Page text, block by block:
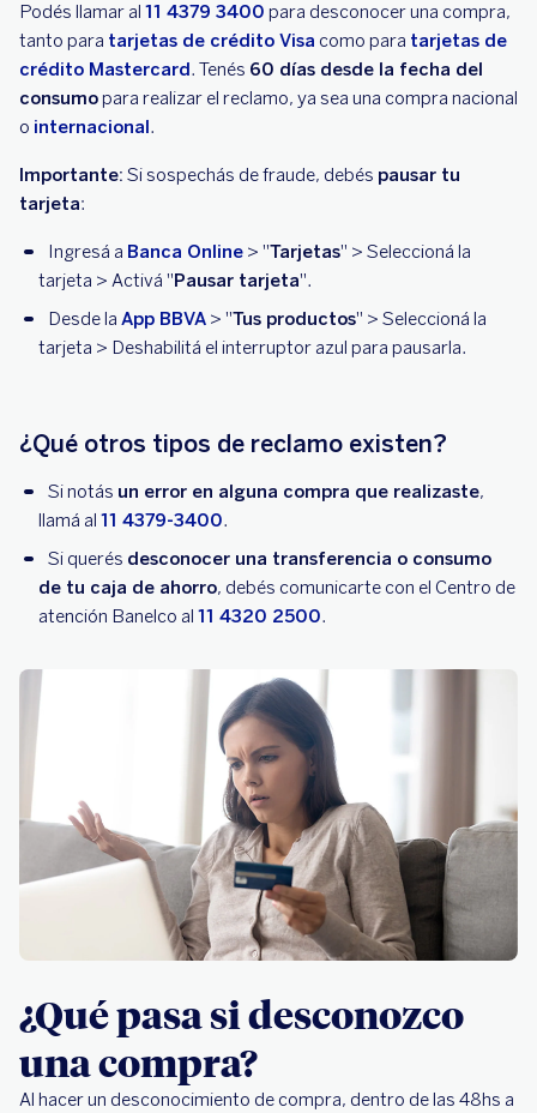
Podés llamar al 11 4379 3400 para desconocer una compra,
tanto para tarjetas de crédito Visa como para tarjetas de
crédito Mastercard. Tenés 60 días desde la fecha del
consumopara realizar el reclamo, ya sea una compra nacional
o internacional.
Importante: Si sospechás de fraude, debés pausar tu
tarjeta:
Ingresá a Banca Online > "Tarjetas" > Seleccioná la
tarjeta > Activá "Pausar tarjeta".
Desde la App BBVA > "Tus productos" > Seleccioná la
tarjeta > Deshabilitá el interruptor azul para pausarla.
¿Qué otros tipos de reclamo existen?
Si notás un error en alguna compra que realizaste,
llamá al 11 4379-3400.
Si querés desconocer una transferencia o consumo
de tu caja de ahorro, debés comunicarte con el Centro de
atención Banelco al 11 4320 2500.
¿Qué pasa si desconozco
una compra?
Al hacer un desconocimiento de compra, dentro de las 48hs a